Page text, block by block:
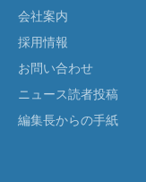
会社案内
採用情報
お問い合わせ
ニュース読者投稿
編集長からの手紙